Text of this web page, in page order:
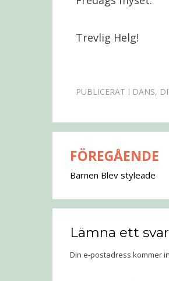
Trevlig Helg!
PUBLICERAT I DANS,
FÖREGÅENDE
Barnen Blev styleade
Lämna ett svar
Din e-postadress kommer